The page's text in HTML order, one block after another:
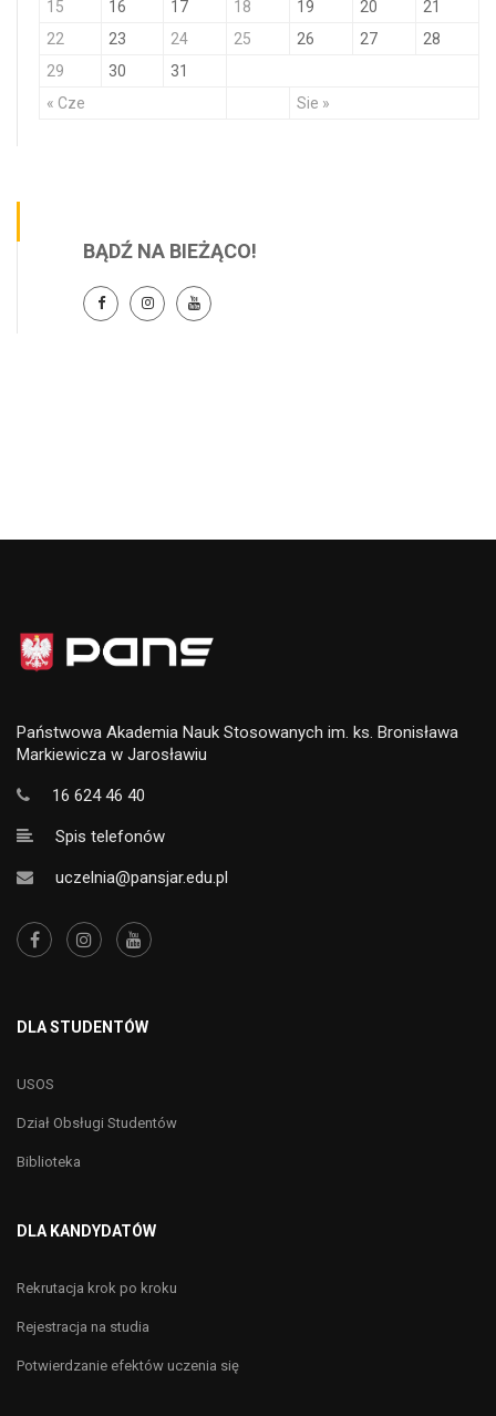
« Cze Sie »
15 16 17 18 19 20
21
22
23 24 25 26 27
28
29
30 31
BĄDŹ NA BIEŻĄCO!
Państwowa Akademia Nauk Stosowanych im. ks. Bronisława
Markiewicza w Jarosławiu
16 624 46 40
Spis telefonów
uczelnia@pansjar.edu.pl
DLA STUDENTÓW
USOS
Dział Obsługi Studentów
Biblioteka
DLA KANDYDATÓW
Rekrutacja krok po kroku
Rejestracja na studia
Potwierdzanie efektów uczenia się